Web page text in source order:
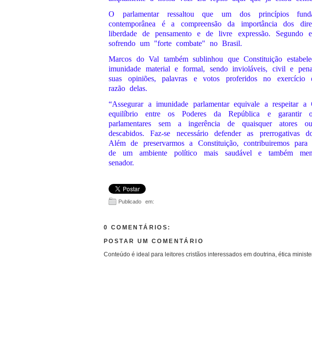
O parlamentar ressaltou que um dos princípios
contemporânea é a compreensão da importância dos
liberdade de pensamento e de livre expressão. Segundo
sofrendo um "forte combate" no Brasil.
Marcos do Val também sublinhou que Constituição
imunidade material e formal, sendo invioláveis, civil e
suas opiniões, palavras e votos proferidos no
razão delas.
“Assegurar a imunidade parlamentar equivale a respeitar a
equilíbrio entre os Poderes da República e garantir
parlamentares sem a ingerência de quaisquer atores
descabidos. Faz-se necessário defender as prerrogativas
Além de preservarmos a Constituição, contribuiremos
de um ambiente político mais saudável e também
senador.
Publicado em:
0 COMENTÁRIOS:
POSTAR UM COMENTÁRIO
Conteúdo é ideal para leitores cristãos interessados em doutrina, ética